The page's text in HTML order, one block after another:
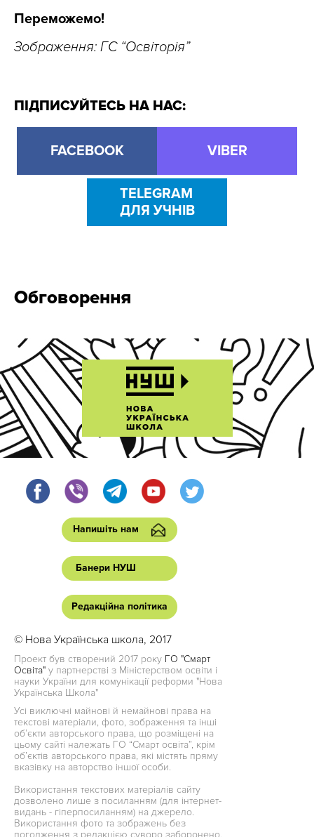
Переможемо!
Зображення: ГС “Освіторія”
ПІДПИСУЙТЕСЬ НА НАС:
FACEBOOK VIBER
TELEGRAM
ДЛЯ УЧНІВ
Обговорення
Напишіть нам
Банери НУШ
Редакційна політика
© Нова Українська школа, 2017
Проект був створений 2017 року ГО "Смарт
Освіта" у партнерстві з Міністерством освіти і
науки України для комунікації реформи "Нова
Українська Школа"
Усі виключні майнові й немайнові права на
текстові матеріали, фото, зображення та інші
об’єкти авторського права, що розміщені на
цьому сайті належать ГО “Смарт освіта”, крім
об’єктів авторського права, які містять пряму
вказівку на авторство іншої особи.
Використання текстових матеріалів сайту
дозволено лише з посиланням (для інтернет-
видань - гіперпосиланням) на джерело.
Використання фото та зображень без
погодження з редакцією суворо заборонено.